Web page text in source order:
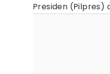
Presiden (Pilpres)